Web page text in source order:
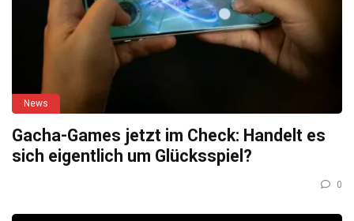
News
Gacha-Games jetzt im Check: Handelt es
sich eigentlich um Glücksspiel?
0